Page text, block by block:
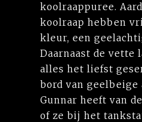
koolraappuree.
koolraap hebben
kleur, een
Daarnaast de vette
alles het liefst
bord van geelbeige
Gunnar heeft van
of ze bij het